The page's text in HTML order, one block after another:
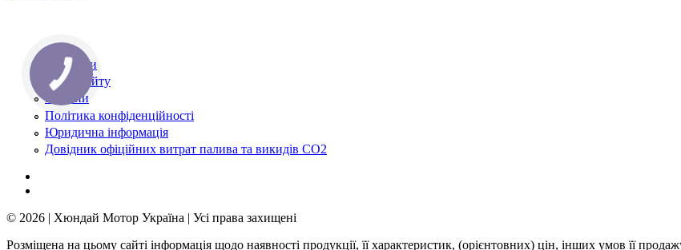
Контакти
Карта сайту
Новини
Політика конфіденційності
Юридична інформація
Довідник офіційних витрат палива та викидів СО2
© 2026 | Хюндай Мотор Україна | Усі права захищені
Розміщена на цьому сайті інформація щодо наявності продукції, її характеристик, (орієнтовних) цін, інших умов її